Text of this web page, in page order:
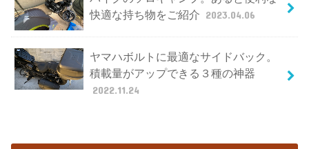
快適な持ち物をご紹介 2023.04.06
ヤマハボルトに最適なサイドバック。
積載量がアップできる３種の神器
2022.11.24